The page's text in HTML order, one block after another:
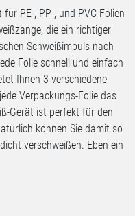
PE-, PP-, und PVC-Folien
die ein richtiger
Schweißimpuls nach
Folie schnell und einfach
Ihnen 3 verschiedene
Verpackungs-Folie das
Gerät ist perfekt für den
können Sie damit so
verschweißen. Eben ein